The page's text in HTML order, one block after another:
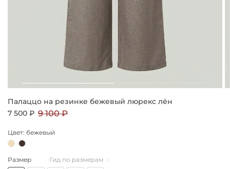
Палаццо на резинке бежевый люрекс лён
7 500 ₽ 9 100 ₽
Цвет: бежевый
Размер
Гид по размерам